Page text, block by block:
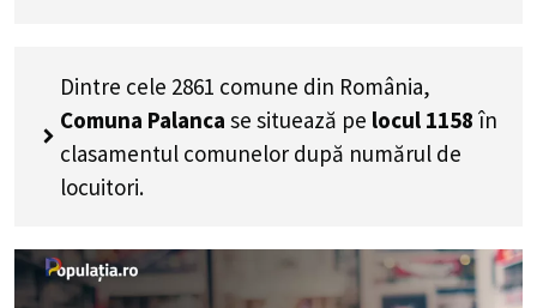
Dintre cele 2861 comune din România,
Comuna Palanca se situează pe locul 1158 în
clasamentul comunelor după numărul de
locuitori.